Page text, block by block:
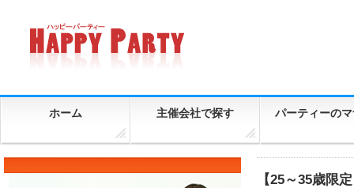
ホーム 主催会社で探す パーティーの
【25～35歳限